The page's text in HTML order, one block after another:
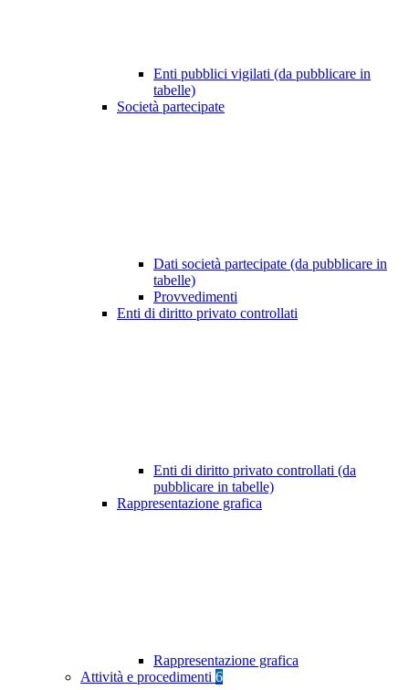
Enti pubblici vigilati (da pubblicare in
tabelle)
Società partecipate
Dati società partecipate (da pubblicare in
tabelle)
Provvedimenti
Enti di diritto privato controllati
Enti di diritto privato controllati (da
pubblicare in tabelle)
Rappresentazione grafica
Rappresentazione grafica
Attività e procedimenti 6